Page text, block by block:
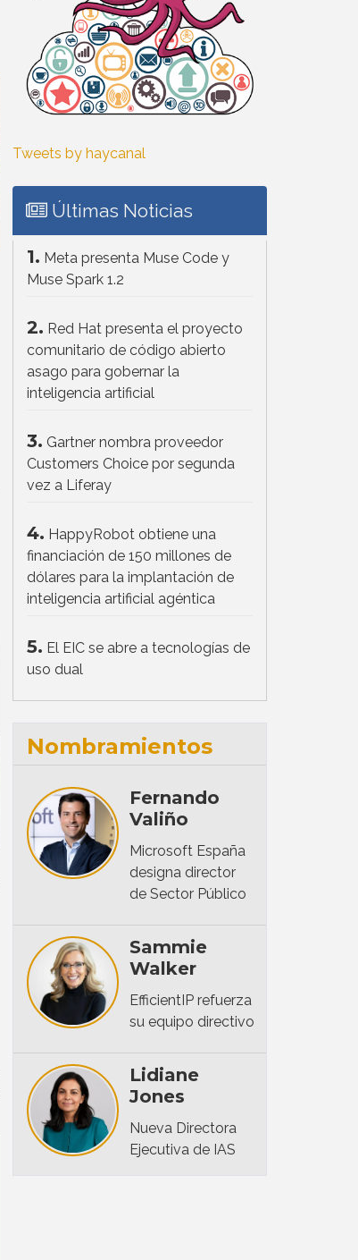
Tweets by haycanal
Últimas Noticias
1. Meta presenta Muse Code y
Muse Spark 1.2
2. Red Hat presenta el proyecto
comunitario de código abierto
asago para gobernar la
inteligencia artificial
3. Gartner nombra proveedor
Customers Choice por segunda
vez a Liferay
4. HappyRobot obtiene una
financiación de 150 millones de
dólares para la implantación de
inteligencia artificial agéntica
5. El EIC se abre a tecnologías de
uso dual
Nombramientos
Fernando
Valiño
Microsoft España
designa director
de Sector Público
Sammie
Walker
EfficientIP refuerza
su equipo directivo
Lidiane
Jones
Nueva Directora
Ejecutiva de IAS